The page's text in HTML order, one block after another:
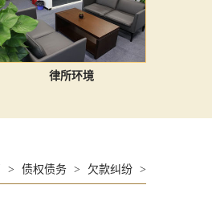
律所环境
> 债权债务 > 欠款纠纷 >